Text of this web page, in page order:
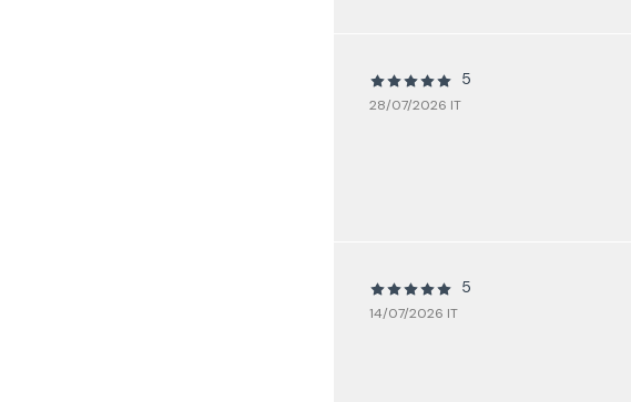
5
28/07/2026 IT
5
14/07/2026 IT